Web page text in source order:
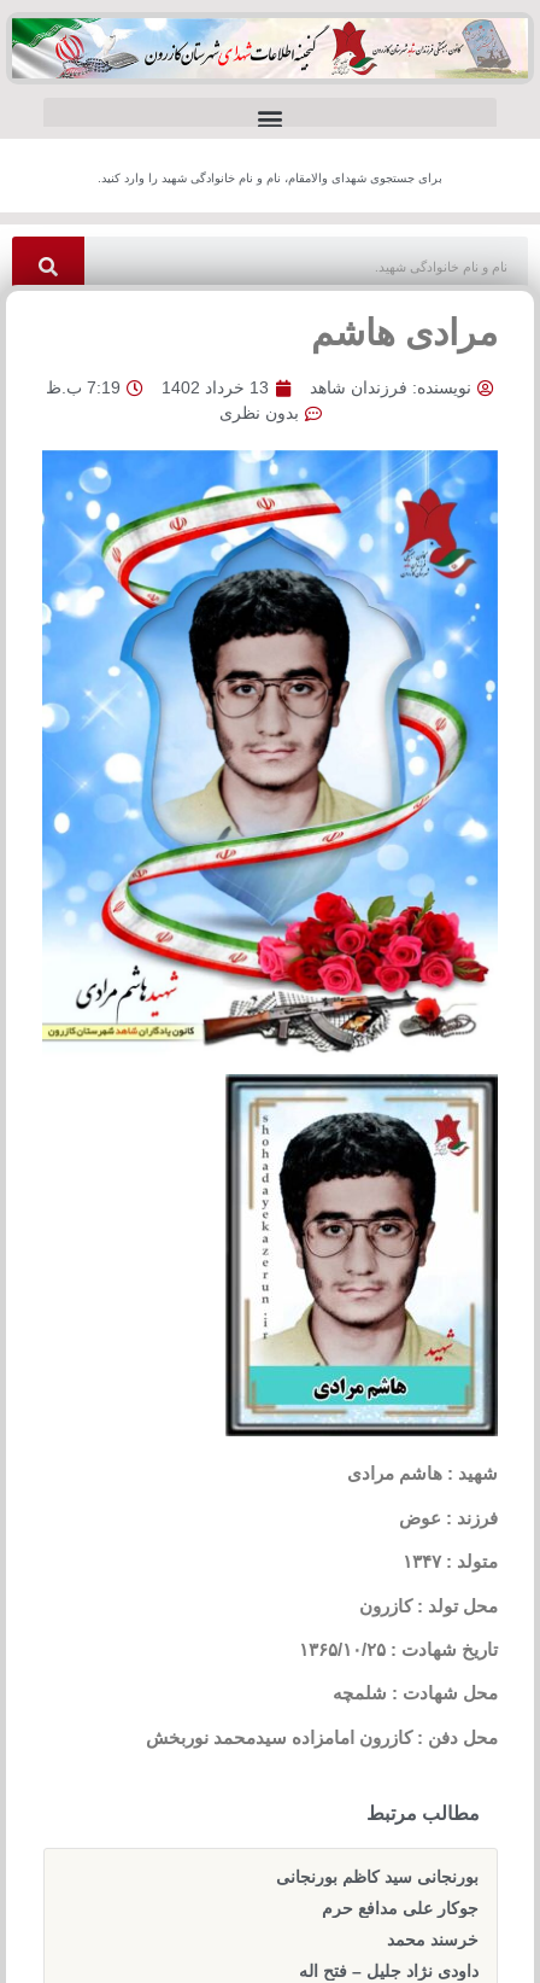
برای جستجوی شهدای والامقام، نام و نام خانوادگی شهید را وارد کنید.
مرادی هاشم
نویسنده: فرزندان شاهد 13 خرداد 1402
7:19 ب.ظ
بدون نظری
شهید : هاشم مرادی
فرزند : عوض
متولد : ۱۳۴۷
محل تولد : کازرون
تاریخ شهادت : ۱۳۶۵/۱۰/۲۵
محل شهادت : شلمچه
محل دفن : کازرون امامزاده سیدمحمد نوربخش
مطالب مرتبط
بورنجانی سید کاظم بورنجانی
جوکار علی مدافع حرم
خرسند محمد
داودی نژاد جلیل – فتح اله